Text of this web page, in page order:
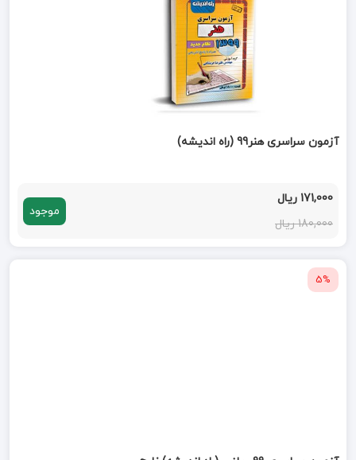
آزمون سراسری هنر99 (راه اندیشه)
171,000 ریال
180,000 ریال
موجود
5%